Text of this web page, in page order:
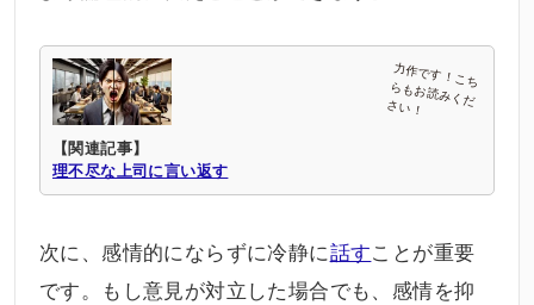
【関連記事】
理不尽な上司に言い返す
次に、感情的にならずに冷静に話すことが重要
です。もし意見が対立した場合でも、感情を抑